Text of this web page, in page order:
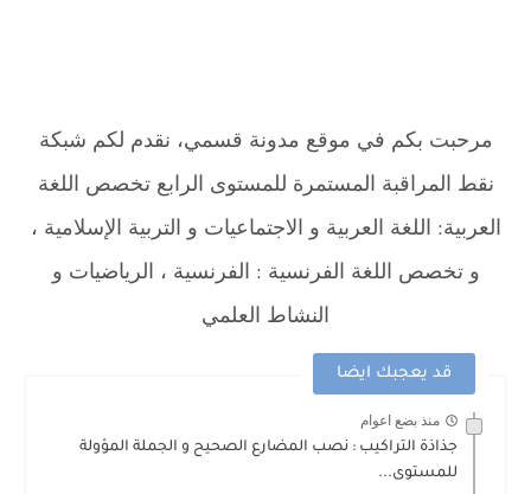
مرحبت بكم في موقع مدونة قسمي، نقدم لكم شبكة
نقط المراقبة المستمرة للمستوى الرابع تخصص اللغة
العربية: اللغة العربية و الاجتماعيات و التربية الإسلامية ،
و تخصص اللغة الفرنسية : الفرنسية ، الرياضيات و
النشاط العلمي
قد يعجبك ايضا
منذ بضع اعوام
جذاذة التراكيب : نصب المضارع الصحيح و الجملة المؤولة
للمستوى...